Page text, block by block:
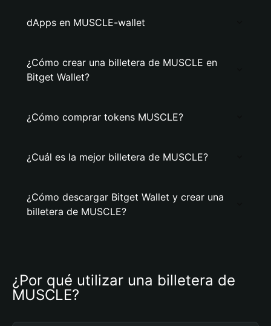
dApps en MUSCLE-wallet
¿Cómo crear una billetera de MUSCLE en
Bitget Wallet?
¿Cómo comprar tokens MUSCLE?
¿Cuál es la mejor billetera de MUSCLE?
¿Cómo descargar Bitget Wallet y crear una
billetera de MUSCLE?
¿Por qué utilizar una billetera de
MUSCLE?